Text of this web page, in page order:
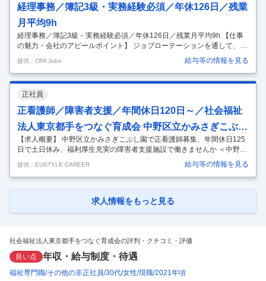
経理事務／簿記3級・実務経験必須／年休126日／残業
月平均9h
経理事務／簿記3級・実務経験必須／年休126日／残業月平均9h 【仕事
の魅力・会社のアピールポイント】 ジョブローテーションを通して、適
宜施設の異動があります。様々な施設を経験することで、スキルや人と
しての視野が広まりますので、福祉事務のプロへ成長していけます。
【職種】 経理（決算業務を含む） 【雇用形態】 正社員 【仕事内容】 障
害者支援施設において、労務・会計・庶務を中心とした事務を担当して
いただきます。 （主な担当業務） ・給与計算、勤怠管理、社会保険等の
整理 ・会計事務（ソフト入力、予算、決算） ・関係機関との連絡 ・労
務関係 ・庶務 【応募資格】 日商簿記3級 実務経験3年以上 【…
提供：CPA Jobs 給与等の情報を見る
正社員
正看護師／障害者支援／年間休日120日～／社会福祉
法人東京都手をつなぐ育成会 中野区立かみさぎこぶし
園
【求人概要】 中野区立かみさぎこぶし園で正看護師募集、年間休日125
日で土日休み、福利厚生充実の障害者支援施設で働きませんか ＜中野区/
障害者支援施設＞「中野区立かみさぎこぶし園」年間休日125日／日勤
のみ／残業少なめ／＜正看護師＞ 障害者支援施設における看護業務 障害
者福祉施設での看護業務全般をお任せ致します。 業務内容：健康管理、
ス・施設形態：障害者支援施設 ［就業先］ 社会福祉法人東京都手をつな
提供：EUSTYLE CAREER 給与等の情報を見る
求人情報をもっと見る
社会福祉法人東京都手をつなぐ育成会の評判・クチコミ・評価
良い点 年収・給与制度・待遇
福祉専門職 その他の非正社員 30代 女性 現職 2021年頃